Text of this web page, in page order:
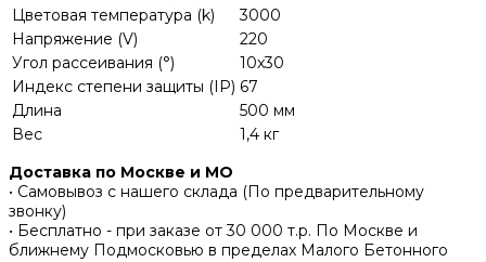
Цветовая температура (k)
3000
Напряжение (V)
220
Угол рассеивания (°)
10x30
Индекс степени защиты (IP) 67
Длина
500 мм
Вес
1,4 кг
Доставка по Москве и МО
• Самовывоз с нашего склада (По предварительному
звонку)
• Бесплатно - при заказе от 30 000 т.р. По Москве и
ближнему Подмосковью в пределах Малого Бетонного